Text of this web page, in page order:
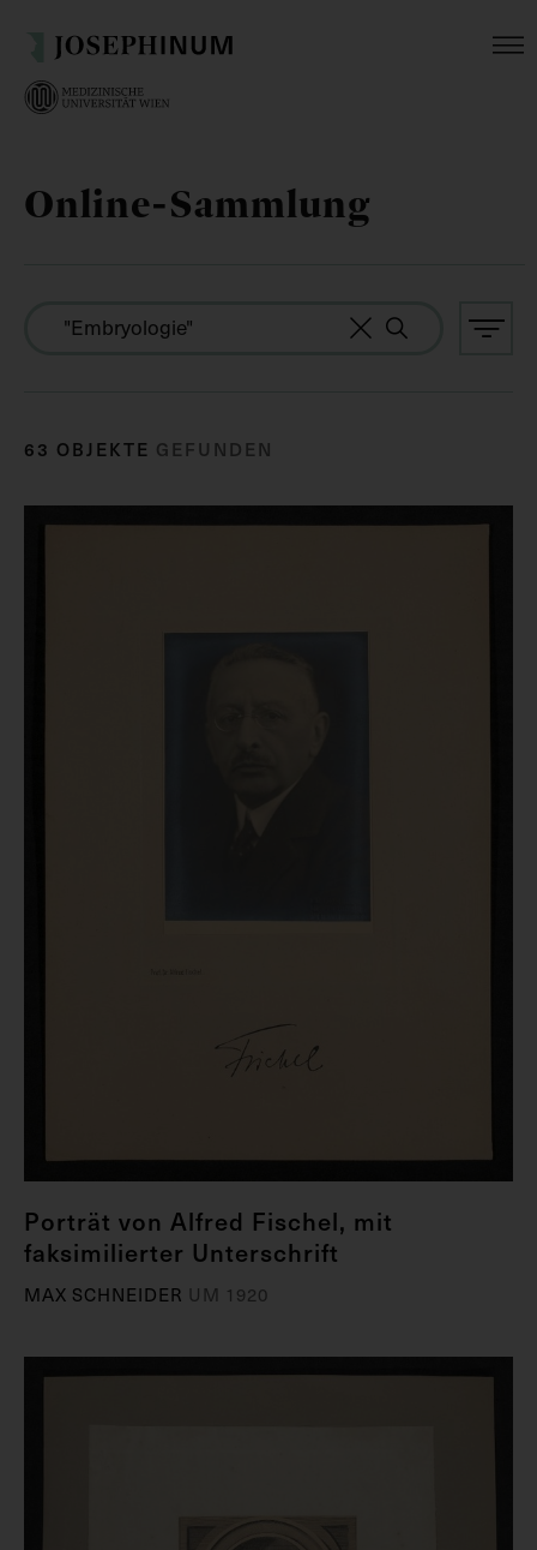
Online-Sammlung
63 OBJEKTE GEFUNDEN
Porträt von Alfred Fischel, mit
faksimilierter Unterschrift
MAX SCHNEIDER UM 1920